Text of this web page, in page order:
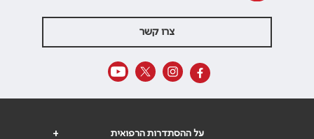
צרו קשר
+ על ההסתדרות הרפואית